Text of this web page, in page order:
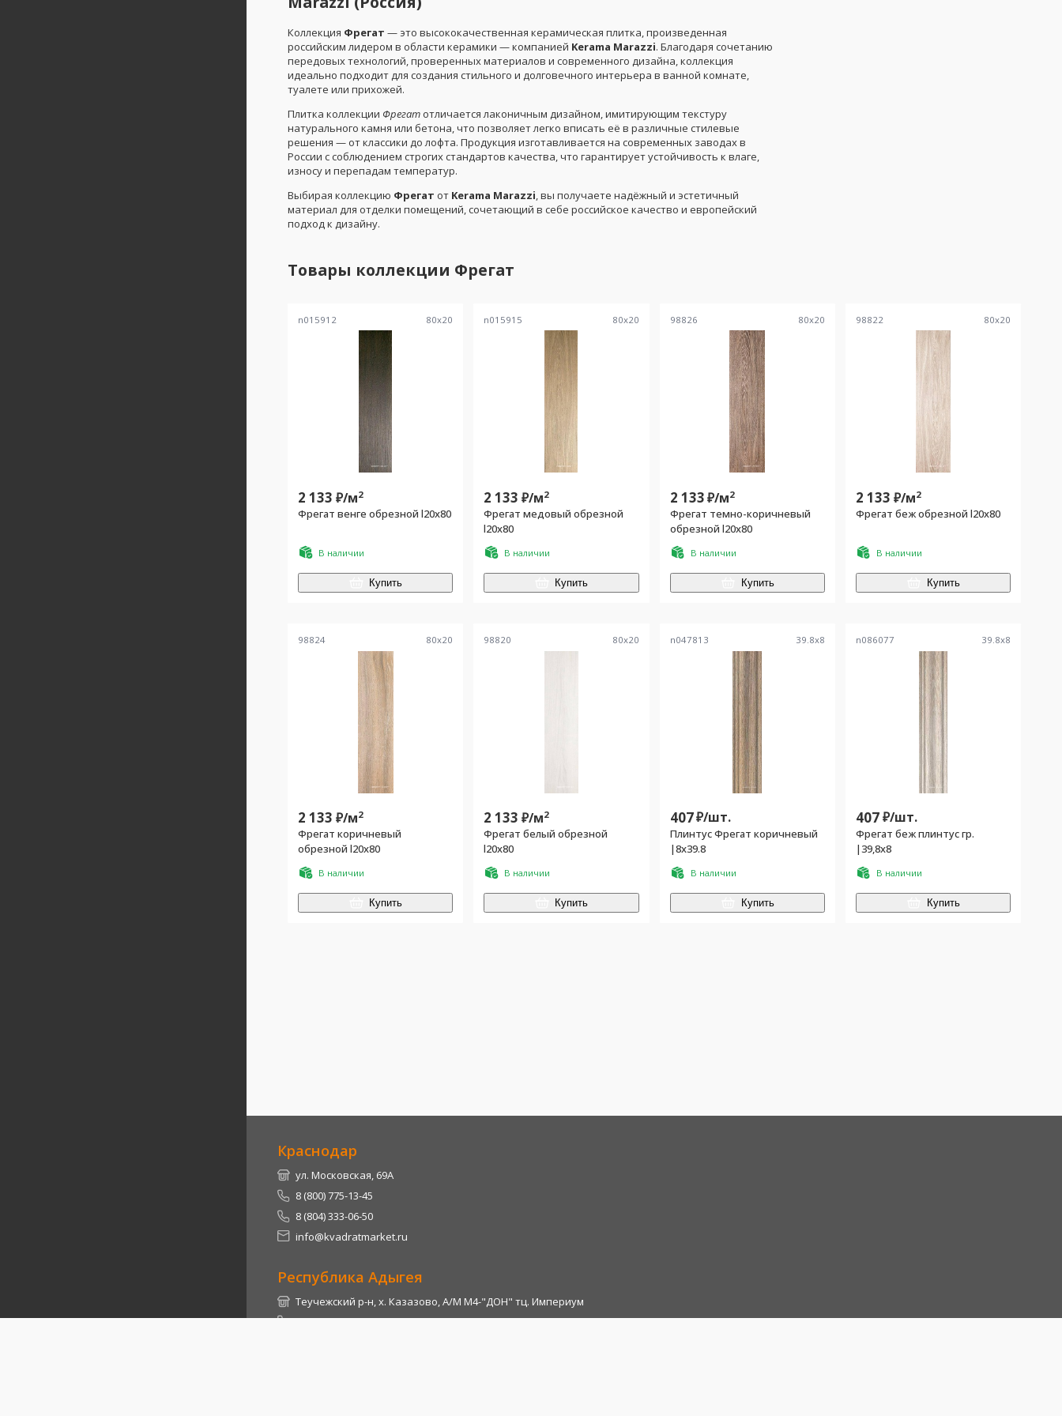
Коллекция Фрегат — это высококачественная керамическая плитка, произведенная
российским лидером в области керамики — компанией Kerama Marazzi. Благодаря сочетанию
передовых технологий, проверенных материалов и современного дизайна, коллекция
идеально подходит для создания стильного и долговечного интерьера в ванной комнате,
туалете или прихожей.
Плитка коллекции Фрегат отличается лаконичным дизайном, имитирующим текстуру
натурального камня или бетона, что позволяет легко вписать её в различные стилевые
решения — от классики до лофта. Продукция изготавливается на современных заводах в
России с соблюдением строгих стандартов качества, что гарантирует устойчивость к влаге,
износу и перепадам температур.
Выбирая коллекцию Фрегат от Kerama Marazzi, вы получаете надёжный и эстетичный
материал для отделки помещений, сочетающий в себе российское качество и европейский
подход к дизайну.
Товары коллекции Фрегат
n015912 80x20
2 133 ₽/м2
Фрегат венге обрезной l20х80
В наличии
Купить
n015915 80x20
2 133 ₽/м2
Фрегат медовый обрезной
l20х80
В наличии
Купить
98826 80x20
2 133₽/м2
Фрегат темно-коричневый
обрезной l20х80
В наличии
Купить
98822 80x20
2 133 ₽/м2
Фрегат беж обрезной l20х80
В наличии
Купить
98824 80x20
2 133 ₽/м2
Фрегат коричневый
обрезной l20х80
В наличии
Купить
98820 80x20
2 133 ₽/м2
Фрегат белый обрезной
l20х80
В наличии
Купить
n047813 39.8x8
407₽/шт.
Плинтус Фрегат коричневый
|8х39.8
В наличии
Купить
n086077 39.8x8
407₽/шт.
Фрегат беж плинтус гр.
|39,8х8
В наличии
Купить
Краснодар
ул. Московская, 69А
8 (800) 775-13-45
8 (804) 333-06-50
info@kvadratmarket.ru
Республика Адыгея
Теучежский р-н, х. Казазово, А/М М4-"ДОН" тц. Империум
8 (800) 775-13-45